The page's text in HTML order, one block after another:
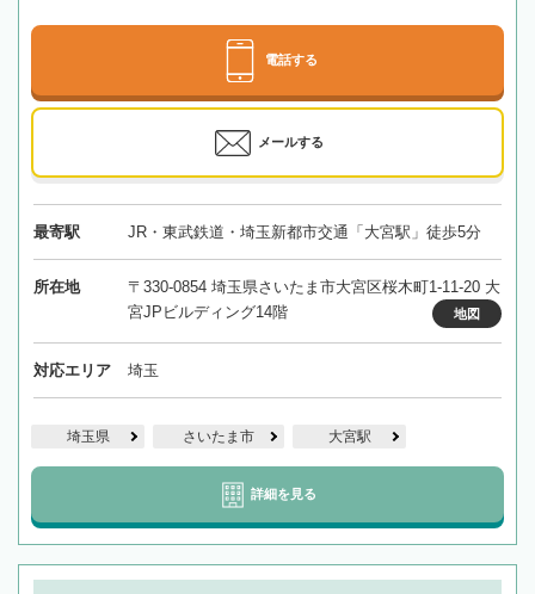
電話する
メールする
最寄駅 JR・東武鉄道・埼玉新都市交通「大宮駅」徒歩5分
所在地
〒330-0854 埼玉県さいたま市大宮区桜木町1-11-20 大
宮JPビルディング14階
地図
対応エリア 埼玉
埼玉県 さいたま市 大宮駅
詳細を見る